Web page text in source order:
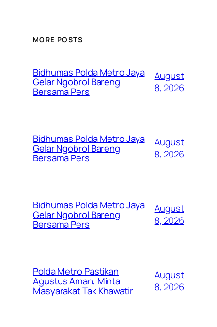
MORE POSTS
Bidhumas Polda Metro Jaya
Gelar Ngobrol Bareng
Bersama Pers
August
8, 2026
Bidhumas Polda Metro Jaya
Gelar Ngobrol Bareng
Bersama Pers
August
8, 2026
Bidhumas Polda Metro Jaya
Gelar Ngobrol Bareng
Bersama Pers
August
8, 2026
Polda Metro Pastikan
Agustus Aman, Minta
Masyarakat Tak Khawatir
August
8, 2026